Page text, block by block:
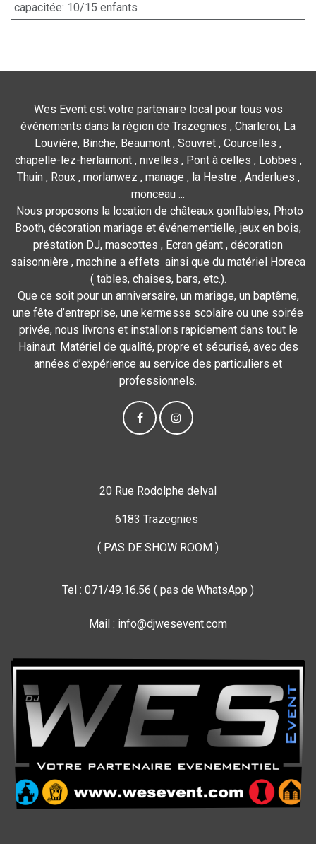
capacitée: 10/15 enfants
Wes Event est votre partenaire local pour tous vos
événements dans la région de Trazegnies , Charleroi, La
Louvière, Binche, Beaumont , Souvret , Courcelles ,
chapelle-lez-herlaimont , nivelles , Pont à celles , Lobbes ,
Thuin , Roux , morlanwez , manage , la Hestre , Anderlues ,
monceau ...
Nous proposons la location de châteaux gonflables, Photo
Booth, décoration mariage et événementielle, jeux en bois,
préstation DJ, mascottes , Ecran géant , décoration
saisonnière , machine a effets ainsi que du matériel Horeca
( tables, chaises, bars, etc.).
Que ce soit pour un anniversaire, un mariage, un baptême,
une fête d’entreprise, une kermesse scolaire ou une soirée
privée, nous livrons et installons rapidement dans tout le
Hainaut. Matériel de qualité, propre et sécurisé, avec des
années d’expérience au service des particuliers et
professionnels.
20 Rue Rodolphe delval
6183 Trazegnies
( PAS DE SHOW ROOM )
Tel : 071/49.16.56 ( pas de WhatsApp )
Mail : info@djwesevent.com